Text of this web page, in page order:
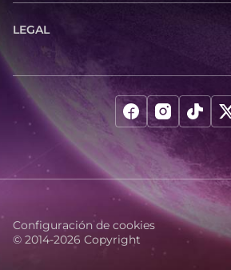
LEGAL
© 2014-2026 Copyright
Configuración de cookies